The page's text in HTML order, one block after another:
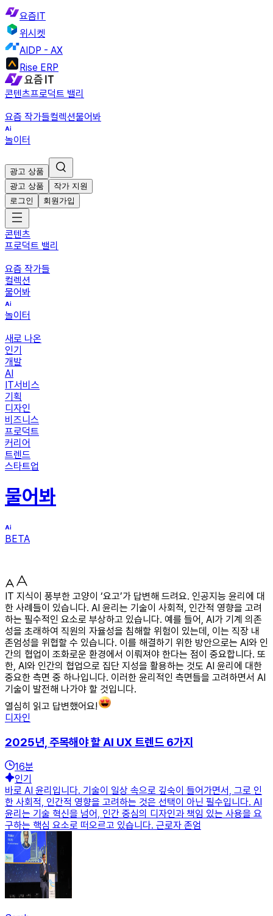
요즘IT
위시켓
AIDP - AX
Rise ERP
콘텐츠프로덕트 밸리
요즘 작가들컬렉션물어봐
놀이터
광고 상품
광고 상품
작가 지원
로그인
회원가입
콘텐츠
프로덕트 밸리
요즘 작가들
컬렉션
물어봐
놀이터
새로 나온
인기
개발
AI
IT서비스
기획
디자인
비즈니스
프로덕트
커리어
트렌드
스타트업
물어봐
BETA
IT 지식이 풍부한 고양이 ‘요고’가 답변해 드려요. 인공지능 윤리에 대
한 사례들이 있습니다. AI 윤리는 기술이 사회적, 인간적 영향을 고려
하는 필수적인 요소로 부상하고 있습니다. 예를 들어, AI가 기계 의존
성을 초래하여 직원의 자율성을 침해할 위험이 있는데, 이는 직장 내
존엄성을 위협할 수 있습니다. 이를 해결하기 위한 방안으로는 AI와 인
간의 협업이 조화로운 환경에서 이뤄져야 한다는 점이 중요합니다. 또
한, AI와 인간의 협업으로 집단 지성을 활용하는 것도 AI 윤리에 대한
중요한 측면 중 하나입니다. 이러한 윤리적인 측면들을 고려하면서 AI
기술이 발전해 나가야 할 것입니다.
열심히 읽고 답변했어요!
디자인
2025년, 주목해야 할 AI UX 트렌드 6가지
16분
인기
바로 AI 윤리입니다. 기술이 일상 속으로 깊숙이 들어가면서, 그로 인
한 사회적, 인간적 영향을 고려하는 것은 선택이 아닌 필수입니다. AI
윤리는 기술 혁신을 넘어, 인간 중심의 디자인과 책임 있는 사용을 요
구하는 핵심 요소로 떠오르고 있습니다. 근로자 존엄